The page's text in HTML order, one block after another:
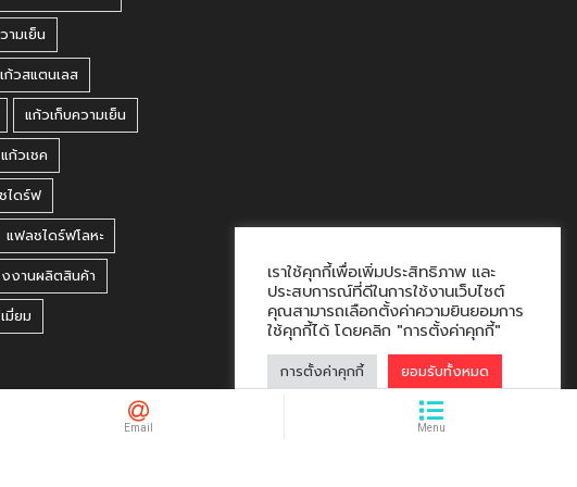
ามเย็น
ก้วสแตนเลส
แก้วเก็บความเย็น
แก้วเชค
ไดร์ฟ
แฟลชไดร์ฟโลหะ
งงานผลิตสินค้า
มี่ยม
เราใช้คุกกี้เพื่อเพิ่มประสิทธิภาพ และ
ประสบการณ์ที่ดีในการใช้งานเว็บไซต์
คุณสามารถเลือกตั้งค่าความยินยอมการ
ใช้คุกกี้ได้ โดยคลิก "การตั้งค่าคุกกี้"
การตั้งค่าคุกกี้ ยอมรับทั้งหมด